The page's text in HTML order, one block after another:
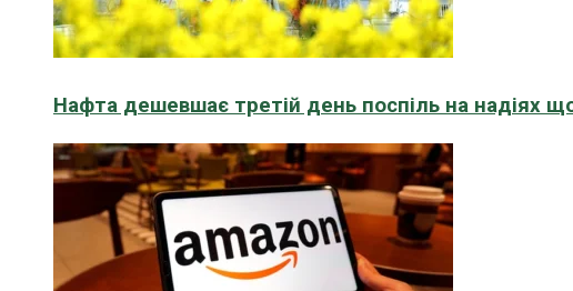
Нафта дешевшає третій день поспіль на надіях